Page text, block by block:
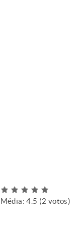
Média:4.5 (2 votos)